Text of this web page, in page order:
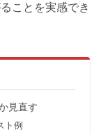
ことを実感でき
見直す
ト例